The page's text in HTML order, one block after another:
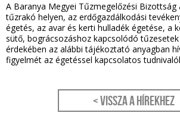
A Baranya Megyei Tűzmegelőzési Bizottság
tűzrakó helyen, az erdőgazdálkodási
égetés, az avar és kerti hulladék égetése, a
sütő, bográcsozáshoz kapcsolódó
érdekében az alábbi tájékoztató anyagban
figyelmét az égetéssel kapcsolatos
< Vissza a hírekhez